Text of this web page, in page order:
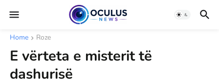
Home Roze
E vërteta e misterit të
dashurisë